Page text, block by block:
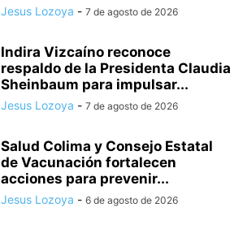
Jesus Lozoya - 7 de agosto de 2026
Indira Vizcaíno reconoce
respaldo de la Presidenta Claudia
Sheinbaum para impulsar...
Jesus Lozoya - 7 de agosto de 2026
Salud Colima y Consejo Estatal
de Vacunación fortalecen
acciones para prevenir...
Jesus Lozoya - 6 de agosto de 2026